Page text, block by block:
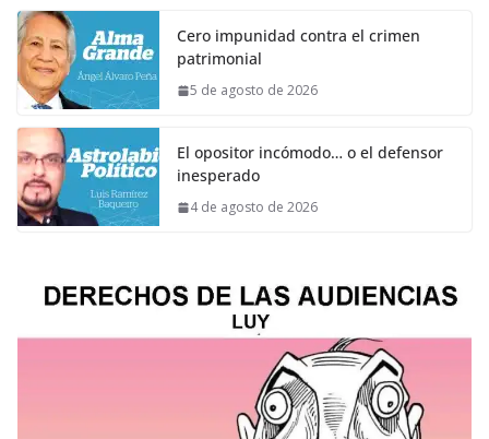
Cero impunidad contra el crimen
patrimonial
5 de agosto de 2026
El opositor incómodo… o el defensor
inesperado
4 de agosto de 2026